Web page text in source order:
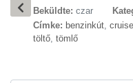
Beküldte: czar
Címke: benzinkút,
töltő, tömlő